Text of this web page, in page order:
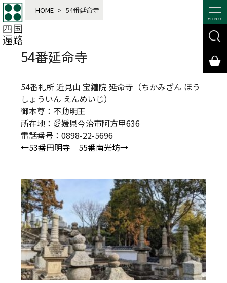
MENU
HOME > 54番延命寺
54番延命寺
54番札所 近見山 宝鐘院 延命寺（ちかみざん ほう
しょういん えんめいじ）
御本尊：不動明王
所在地：愛媛県今治市阿方甲636
電話番号：0898-22-5696
←53番円明寺
55番南光坊→